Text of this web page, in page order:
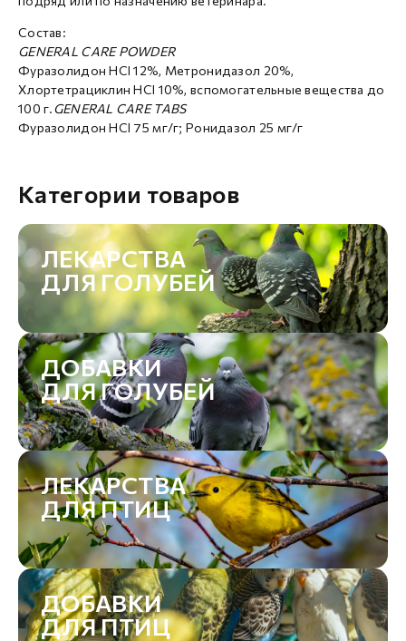
Состав:
GENERAL CARE POWDER
Фуразолидон HCI 12%, Метронидазол 20%,
Хлортетрациклин HCI 10%, вспомогательные вещества до
100 г.GENERAL CARE TABS
Фуразолидон HCl 75 мг/г; Ронидазол 25 мг/г
Категории товаров
ЛЕКАРСТВА
ДЛЯ ГОЛУБЕЙ
ДОБАВКИ
ДЛЯ ГОЛУБЕЙ
ЛЕКАРСТВА
ДЛЯ ПТИЦ
ДОБАВКИ
ДЛЯ ПТИЦ